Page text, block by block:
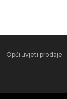
Opći uvjeti prodaje